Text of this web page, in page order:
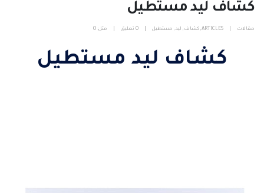
كشاف ليد مستطيل
مقالات ARTICLES
, كشاف , ليد, مستطيل 0 تعليق مثل: 0
كشاف ليد مستطيل